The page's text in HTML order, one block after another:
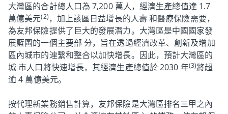
大灣區的合計總人口為 7,200 萬人，經濟生產總值達 1.7
萬億美元(2)，加上該區日益增長的人壽 和醫療保險需要，
為友邦保險提供了巨大的發展潛力。大灣區是中國國家發
展藍圖的一個主要部 分，旨在透過經濟改革、創新及增加
區內城市的連繫和整合以加快增長。因此，預計大灣區的
城 市人口將快速增長，其經濟生產總值於 2030 年(3)將超
逾 4 萬億美元。
按代理新業務銷售計算，友邦保險是大灣區排名三甲之內